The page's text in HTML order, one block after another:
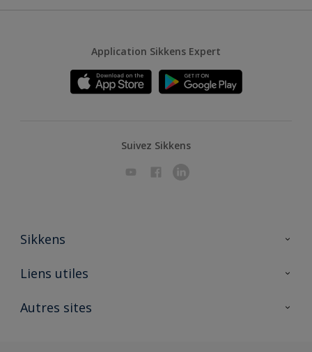
Application Sikkens Expert
Suivez Sikkens
Sikkens
A propos de Sikkens
Liens utiles
Ouvrir un magasin PASS
Autres sites